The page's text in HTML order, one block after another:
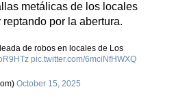
metálicas de los locales
por la abertura.
de robos en locales de Los
pic.twitter.com/6mciNfHWXQ
October 15, 2025